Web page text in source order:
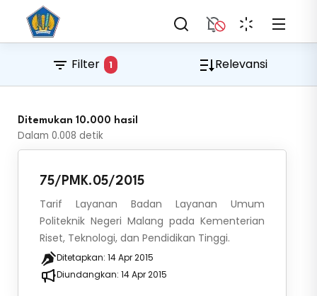
Filter 1 Relevansi
Ditemukan 10.000 hasil
Dalam 0.008 detik
75/PMK.05/2015
Tarif Layanan Badan Layanan Umum
Politeknik Negeri Malang pada Kementerian
Riset, Teknologi, dan Pendidikan Tinggi.
Ditetapkan: 14 Apr 2015
Diundangkan: 14 Apr 2015